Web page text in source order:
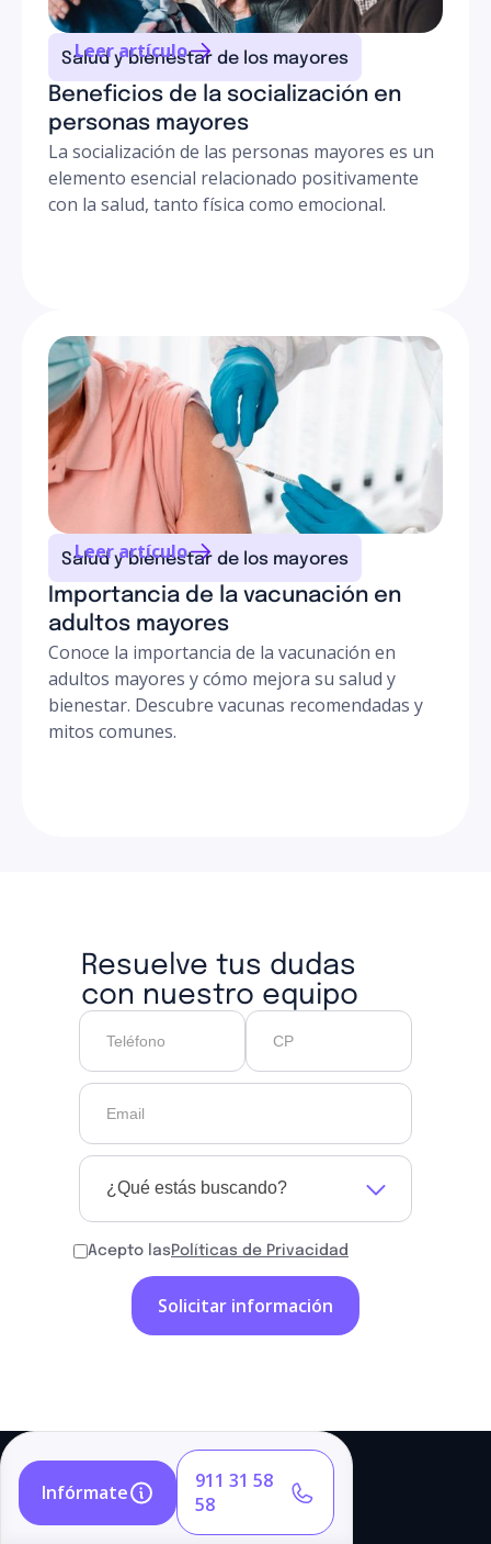
Salud y bienestar de los mayores
Beneficios de la socialización en
personas mayores
La socialización de las personas mayores es un
elemento esencial relacionado positivamente
con la salud, tanto física como emocional.
Leer artículo
Salud y bienestar de los mayores
Importancia de la vacunación en
adultos mayores
Conoce la importancia de la vacunación en
adultos mayores y cómo mejora su salud y
bienestar. Descubre vacunas recomendadas y
mitos comunes.
Leer artículo
Resuelve tus dudas
con nuestro equipo
¿Qué estás buscando?
Acepto las Políticas de Privacidad
Infórmate
911 31 58
58